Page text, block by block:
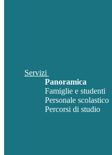
Servizi
Panoramica
Famiglie e studenti
Personale scolastico
Percorsi di studio